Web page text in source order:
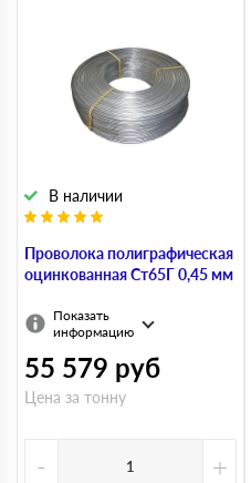
Проволока полиграфическая
оцинкованная Ст65Г 0,45 мм
В наличии
Показать
информацию
55 579 руб
Цена за тонну
- +